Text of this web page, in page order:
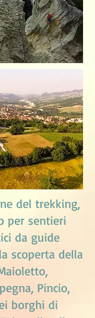
del trekking,
per sentieri
da guide
scoperta della
Pincio,
borghi di